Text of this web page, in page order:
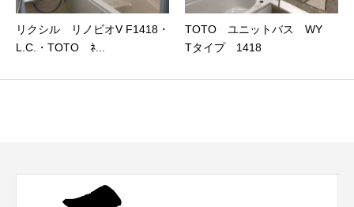
リクシル リノビオV F1418・
L.C.・TOTO ﾈ...
TOTO ユニットバス WY
Tタイプ 1418